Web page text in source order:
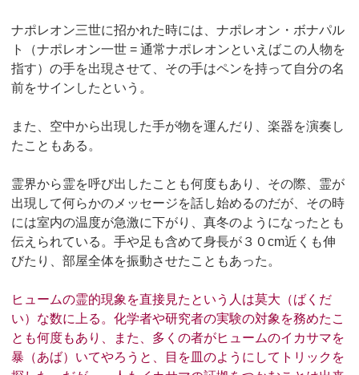
ナポレオン三世に招かれた時には、ナポレオン・ボナパル
ト（ナポレオン一世 = 通常ナポレオンといえばこの人物を
指す）の手を出現させて、その手はペンを持って自分の名
前をサインしたという。
また、空中から出現した手が物を運んだり、楽器を演奏し
たこともある。
霊界から霊を呼び出したことも何度もあり、その際、霊が
出現して何らかのメッセージを話し始めるのだが、その時
には室内の温度が急激に下がり、真冬のようになったとも
伝えられている。手や足も含めて身長が３０cm近くも伸
びたり、部屋全体を振動させたこともあった。
ヒュームの霊的現象を直接見たという人は莫大（ばくだ
い）な数に上る。化学者や研究者の実験の対象を務めたこ
とも何度もあり、また、多くの者がヒュームのイカサマを
暴（あば）いてやろうと、目を皿のようにしてトリックを